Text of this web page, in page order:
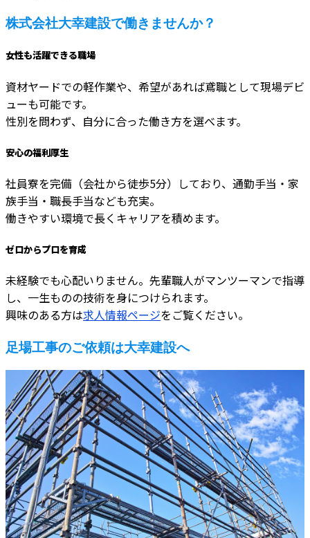
株式会社大幸建設で働きませんか？
女性も活躍できる職場
資材ヤードでの軽作業や、希望があれば鳶職として現場デビ
ューも可能です。
性別を問わず、自分に合った働き方を選べます。
安心の福利厚生
社員寮を完備（会社から徒歩5分）しており、通勤手当・家
族手当・職長手当なども充実。
働きやすい環境で長くキャリアを積めます。
ゼロからプロを育成
未経験でも心配いりません。先輩職人がマンツーマンで指導
し、一生ものの技術を身につけられます。
興味のある方は求人情報ページをご覧ください。
足場工事のご依頼は大幸建設へ